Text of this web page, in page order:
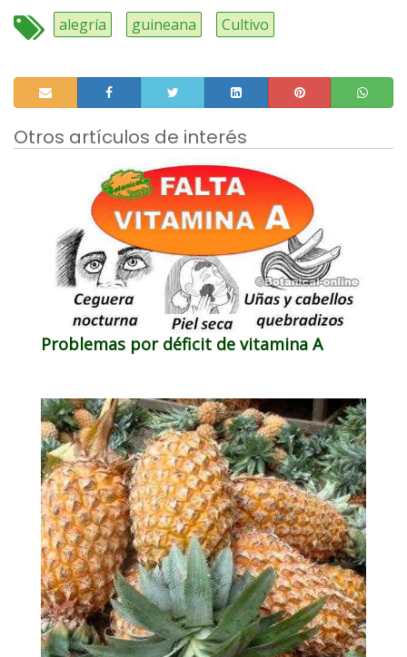
alegría guineana Cultivo
Otros artículos de interés
Problemas por déficit de vitamina A